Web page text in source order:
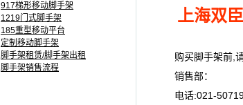
917梯形移动脚手架
1219门式脚手架
185重型移动平台
定制移动脚手架
脚手架租赁/脚手架出租
脚手架销售流程
上海双
购买脚手架前,
销售部：
电话:021-